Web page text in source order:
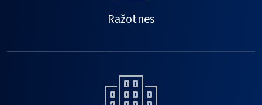
Ražotnes